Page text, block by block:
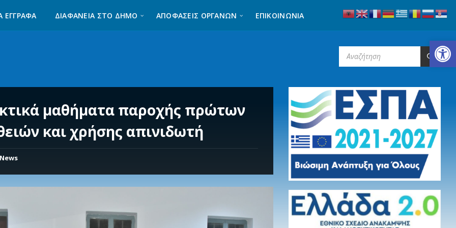
Ανοίξτε τη γραμμή εργαλείων
ΈΓΓΡΑΦΑ ΔΙΑΦΆΝΕΙΑ ΣΤΟ ΔΉΜΟ ΑΠΟΦΑΣΕΙΣ ΟΡΓΑΝΩΝ ΕΠΙΚΟΙΝΩΝΊΑ
μαθήματα παροχής πρώτων
και χρήσης απινιδωτή
News